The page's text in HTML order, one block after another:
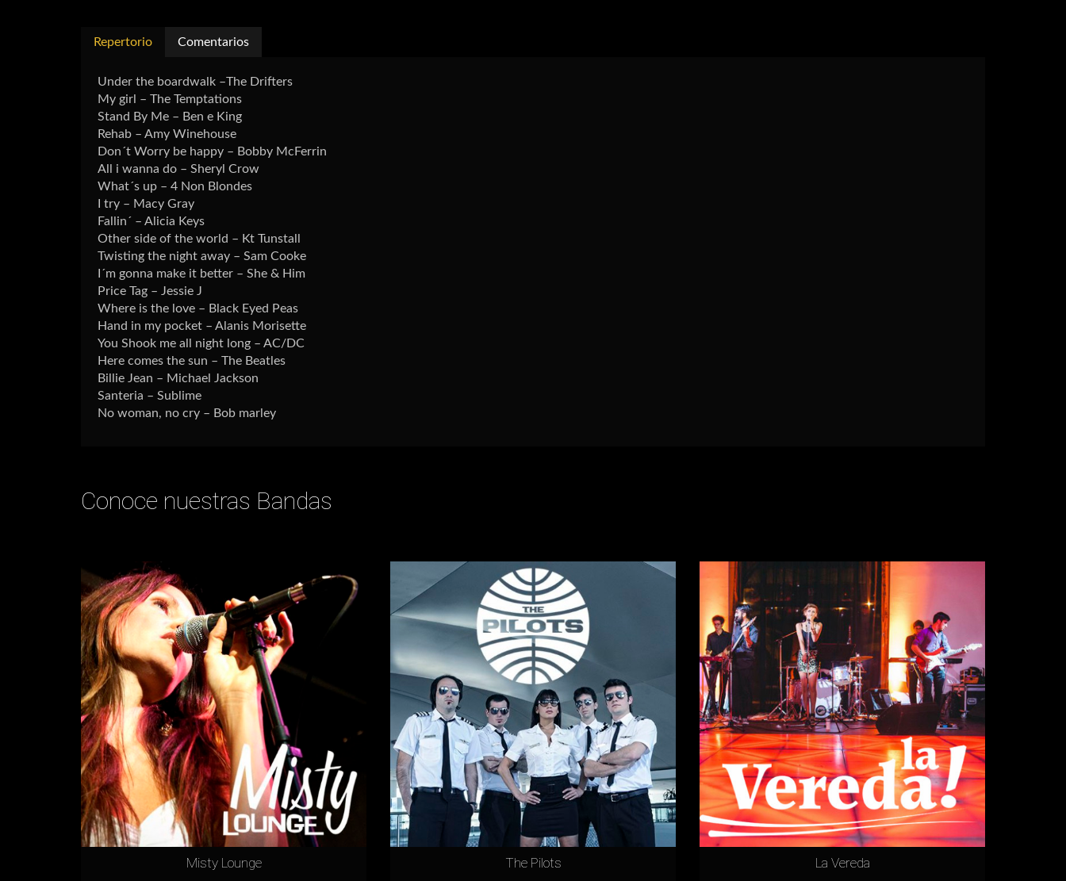
Repertorio Comentarios
Under the boardwalk –The Drifters
My girl – The Temptations
Stand By Me – Ben e King
Rehab – Amy Winehouse
Don´t Worry be happy – Bobby McFerrin
All i wanna do – Sheryl Crow
What´s up – 4 Non Blondes
I try – Macy Gray
Fallin´ – Alicia Keys
Other side of the world – Kt Tunstall
Twisting the night away – Sam Cooke
I´m gonna make it better – She & Him
Price Tag – Jessie J
Where is the love – Black Eyed Peas
Hand in my pocket – Alanis Morisette
You Shook me all night long – AC/DC
Here comes the sun – The Beatles
Billie Jean – Michael Jackson
Santeria – Sublime
No woman, no cry – Bob marley
Conoce nuestras Bandas
Misty Lounge The Pilots La Vereda